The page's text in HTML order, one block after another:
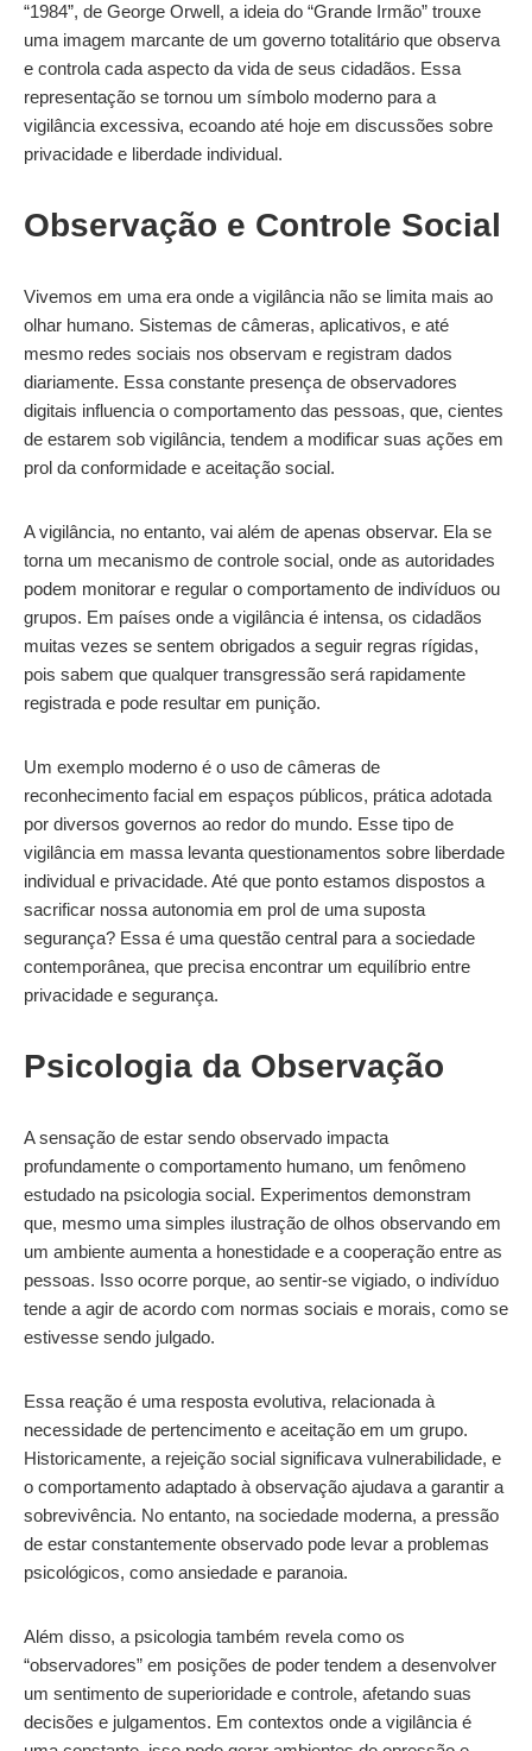
“1984”, de George Orwell, a ideia do “Grande Irmão” trouxe
uma imagem marcante de um governo totalitário que observa
e controla cada aspecto da vida de seus cidadãos. Essa
representação se tornou um símbolo moderno para a
vigilância excessiva, ecoando até hoje em discussões sobre
privacidade e liberdade individual.
Observação e Controle Social
Vivemos em uma era onde a vigilância não se limita mais ao
olhar humano. Sistemas de câmeras, aplicativos, e até
mesmo redes sociais nos observam e registram dados
diariamente. Essa constante presença de observadores
digitais influencia o comportamento das pessoas, que, cientes
de estarem sob vigilância, tendem a modificar suas ações em
prol da conformidade e aceitação social.
A vigilância, no entanto, vai além de apenas observar. Ela se
torna um mecanismo de controle social, onde as autoridades
podem monitorar e regular o comportamento de indivíduos ou
grupos. Em países onde a vigilância é intensa, os cidadãos
muitas vezes se sentem obrigados a seguir regras rígidas,
pois sabem que qualquer transgressão será rapidamente
registrada e pode resultar em punição.
Um exemplo moderno é o uso de câmeras de
reconhecimento facial em espaços públicos, prática adotada
por diversos governos ao redor do mundo. Esse tipo de
vigilância em massa levanta questionamentos sobre liberdade
individual e privacidade. Até que ponto estamos dispostos a
sacrificar nossa autonomia em prol de uma suposta
segurança? Essa é uma questão central para a sociedade
contemporânea, que precisa encontrar um equilíbrio entre
privacidade e segurança.
Psicologia da Observação
A sensação de estar sendo observado impacta
profundamente o comportamento humano, um fenômeno
estudado na psicologia social. Experimentos demonstram
que, mesmo uma simples ilustração de olhos observando em
um ambiente aumenta a honestidade e a cooperação entre as
pessoas. Isso ocorre porque, ao sentir-se vigiado, o indivíduo
tende a agir de acordo com normas sociais e morais, como se
estivesse sendo julgado.
Essa reação é uma resposta evolutiva, relacionada à
necessidade de pertencimento e aceitação em um grupo.
Historicamente, a rejeição social significava vulnerabilidade, e
o comportamento adaptado à observação ajudava a garantir a
sobrevivência. No entanto, na sociedade moderna, a pressão
de estar constantemente observado pode levar a problemas
psicológicos, como ansiedade e paranoia.
Além disso, a psicologia também revela como os
“observadores” em posições de poder tendem a desenvolver
um sentimento de superioridade e controle, afetando suas
decisões e julgamentos. Em contextos onde a vigilância é